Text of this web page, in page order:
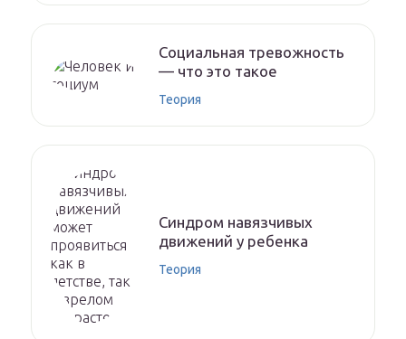
Социальная тревожность
— что это такое
Теория
Синдром навязчивых
движений у ребенка
Теория